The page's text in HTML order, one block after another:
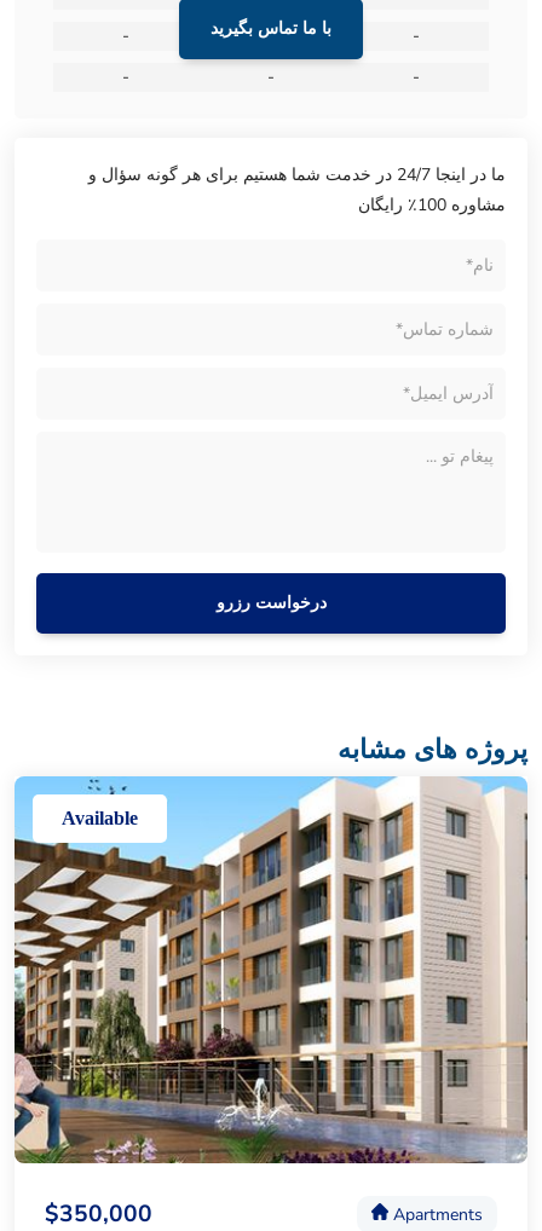
با ما تماس بگیرید
-
-
-
-
-
-
ما در اینجا 24/7 در خدمت شما هستیم برای هر گونه سؤال و
مشاوره 100٪ رایگان
درخواست رزرو
پروژه های مشابه
Available
Apartments
$350,000